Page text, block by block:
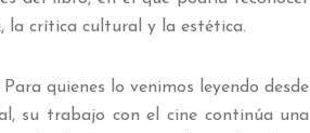
la crítica cultural y la estética.
quienes lo venimos leyendo desde
su trabajo con el cine continúa una